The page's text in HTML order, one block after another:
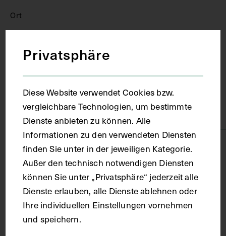
Ort
Rouen
Material
Karton
Technik
Druck
Maße
Privatsphäre
Diese Website verwendet Cookies bzw.
vergleichbare Technologien, um bestimmte
Dienste anbieten zu können. Alle
Informationen zu den verwendeten Diensten
finden Sie unter in der jeweiligen Kategorie.
Außer den technisch notwendigen Diensten
können Sie unter „Privatsphäre“ jederzeit alle
Dienste erlauben, alle Dienste ablehnen oder
Ihre individuellen Einstellungen vornehmen
und speichern.